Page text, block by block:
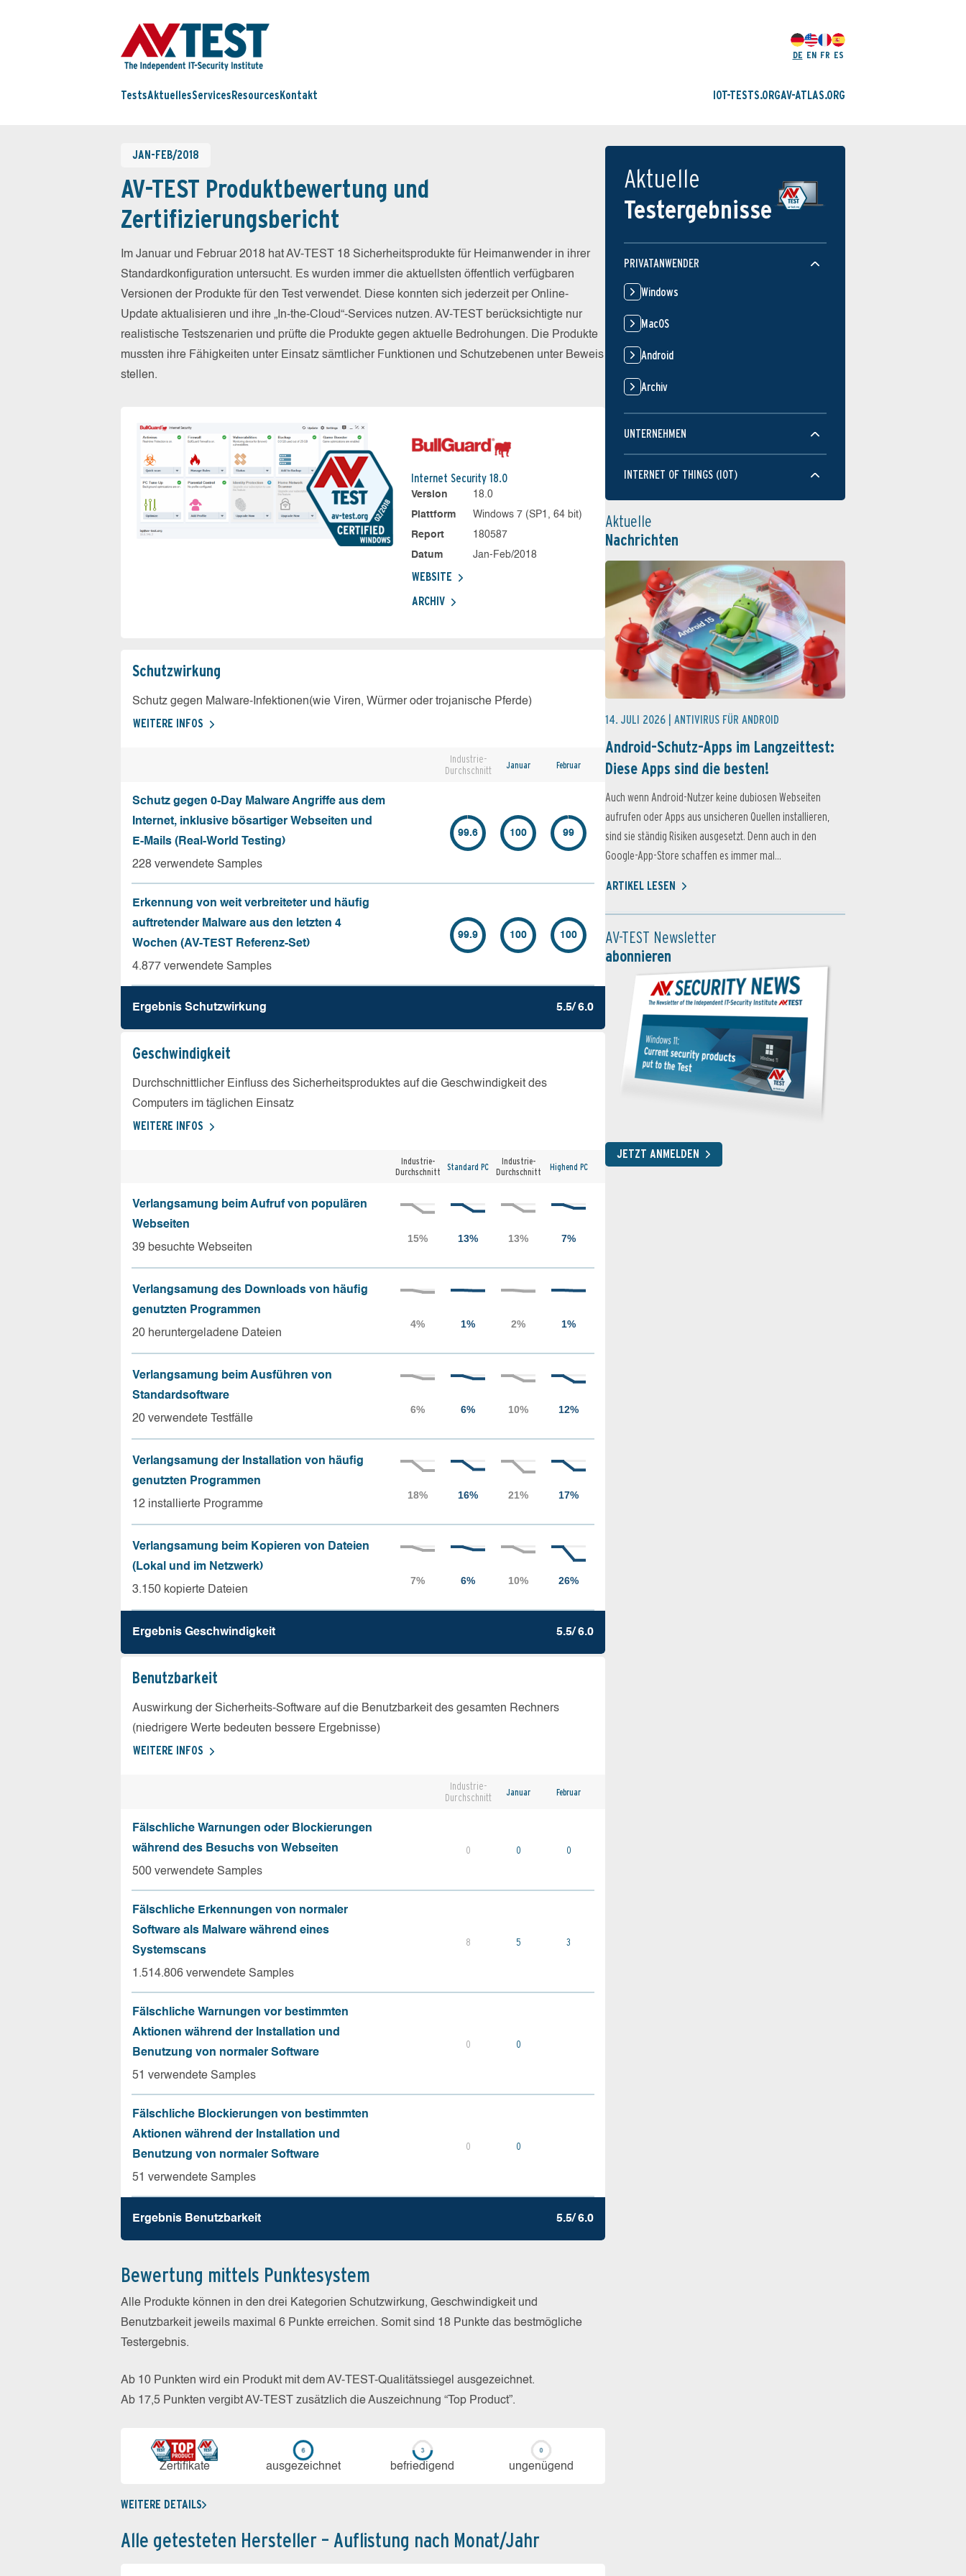
DE EN FR ES
TestsAktuellesServices Resources Kontakt IOT-TESTS.ORGAV-ATLAS.ORG
JAN-FEB/2018
AV-TEST Produktbewertung und
Zertifizierungsbericht
Im Januar und Februar 2018 hat AV-TEST 18 Sicherheitsprodukte für Heimanwender in ihrer
Standardkonfiguration untersucht. Es wurden immer die aktuellsten öffentlich verfügbaren
Versionen der Produkte für den Test verwendet. Diese konnten sich jederzeit per Online-
Update aktualisieren und ihre „In-the-Cloud“-Services nutzen. AV-TEST berücksichtigte nur
realistische Testszenarien und prüfte die Produkte gegen aktuelle Bedrohungen. Die Produkte
mussten ihre Fähigkeiten unter Einsatz sämtlicher Funktionen und Schutzebenen unter Beweis
stellen.
Internet Security 18.0
Version
18.0
Plattform
Windows 7 (SP1, 64 bit)
Report
180587
Datum
Jan-Feb/2018
WEBSITE
ARCHIV
Schutz­wirkung
Schutz gegen Malware-Infektionen(wie Viren, Würmer oder trojanische Pferde)
WEITERE INFOS
Industrie-
Durchschnitt
Januar Februar
Schutz gegen 0-Day Malware Angriffe aus dem
Internet, inklusive bösartiger Webseiten und
E-Mails (Real-World Testing)
228 verwendete Samples
99.6 100 99
Erkennung von weit verbreiteter und häufig
auftretender Malware aus den letzten 4
Wochen (AV-TEST Referenz-Set)
4.877 verwendete Samples
99.9 100 100
Ergebnis Schutz­wirkung 5.5/ 6.0
Geschw­indigkeit
Durchschnittlicher Einfluss des Sicherheitsproduktes auf die Geschwindigkeit des
Computers im täglichen Einsatz
WEITERE INFOS
Industrie-
Durchschnitt
Standard PC
Industrie-
Durchschnitt
Highend PC
Verlangsamung beim Aufruf von populären
Webseiten
39 besuchte Webseiten
Verlangsamung des Downloads von häufig
genutzten Programmen
20 heruntergeladene Dateien
Verlangsamung beim Ausführen von
Standardsoftware
20 verwendete Testfälle
Verlangsamung der Installation von häufig
genutzten Programmen
12 installierte Programme
Verlangsamung beim Kopieren von Dateien
(Lokal und im Netzwerk)
3.150 kopierte Dateien
Ergebnis Geschw­indigkeit 5.5/ 6.0
Benutz­barkeit
Auswirkung der Sicherheits-Software auf die Benutzbarkeit des gesamten Rechners
(niedrigere Werte bedeuten bessere Ergebnisse)
WEITERE INFOS
Industrie-
Durchschnitt
Januar Februar
Fälschliche Warnungen oder Blockierungen
während des Besuchs von Webseiten
500 verwendete Samples
0 0 0
Fälschliche Erkennungen von normaler
Software als Malware während eines
Systemscans
1.514.806 verwendete Samples
8 5 3
Fälschliche Warnungen vor bestimmten
Aktionen während der Installation und
Benutzung von normaler Software
51 verwendete Samples
0 0
Fälschliche Blockierungen von bestimmten
Aktionen während der Installation und
Benutzung von normaler Software
51 verwendete Samples
0 0
Ergebnis Benutz­barkeit 5.5/ 6.0
Bewertung mittels Punktesystem
Alle Produkte können in den drei Kategorien Schutzwirkung, Geschwindigkeit und
Benutzbarkeit jeweils maximal 6 Punkte erreichen. Somit sind 18 Punkte das bestmögliche
Testergebnis.
Ab 10 Punkten wird ein Produkt mit dem AV-TEST-Qualitätssiegel ausgezeichnet.
Ab 17,5 Punkten vergibt AV-TEST zusätzlich die Auszeichnung “Top Product”.
Zerti­fikate aus­ge­zeich­net be­frie­di­gend un­ge­nü­gend
WEITERE DETAILS
Alle getesteten Hersteller – Auflistung nach Monat/Jahr
Aktuelle
Testergebnisse
PRIVATANWENDER
Windows
MacOS
Android
Archiv
UNTERNEHMEN
INTERNET OF THINGS (IOT)
Aktuelle
Nachrichten
14. JULI 2026 | ANTIVIRUS FÜR ANDROID
Android-Schutz-Apps im Langzeittest:
Diese Apps sind die besten!
Auch wenn Android-Nutzer keine dubiosen Webseiten
aufrufen oder Apps aus unsicheren Quellen installieren,
sind sie ständig Risiken ausgesetzt. Denn auch in den
Google-App-Store schaffen es immer mal...
ARTIKEL LESEN
AV-TEST Newsletter
abonnieren
JETZT ANMELDEN